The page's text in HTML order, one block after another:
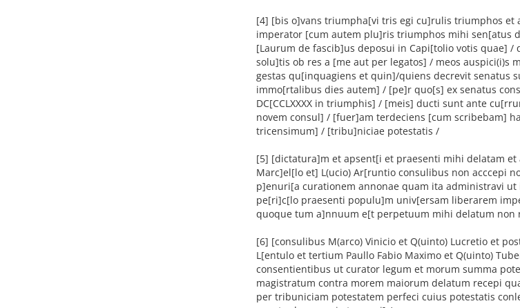
[4] [bis o]vans triumpha[vi tris egi cu]rulis triumphos et
imperator [cum autem plu]ris triumphos mihi sen[atus
[Laurum de fascib]us deposui in Capi[tolio votis quae] /
solu]tis ob res a [me aut per legatos] / meos auspici(i)s
gestas qu[inquagiens et quin]/quiens decrevit senatus
immo[rtalibus dies autem] / [pe]r quo[s] ex senatus
DC[CCLXXXX in triumphis] / [meis] ducti sunt ante
novem consul] / [fuer]am terdeciens [cum scribebam]
tricensimum] / [tribu]niciae potestatis /
[5] [dictatura]m et apsent[i et praesenti mihi delatam et
Marc]el[lo et] L(ucio) Ar[runtio consulibus non acccepi
p]enuri[a curationem annonae quam ita administravi
pe[ri]c[lo praesenti populu]m univ[ersam liberarem
quoque tum a]nnuum e[t perpetuum mihi delatum non
[6] [consulibus M(arco) Vinicio et Q(uinto) Lucretio et
L[entulo et tertium Paullo Fabio Maximo et Q(uinto)
consentientibus ut curator legum et morum summa
magistratum contra morem maiorum delatum recepi
per tribuniciam potestatem perfeci cuius potestatis